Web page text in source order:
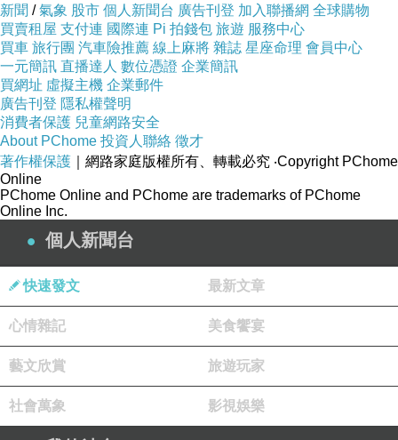
Gede是經驗老道的司機，在峇里島塞車嚴重的
地方，他總是可以抄小路讓我們不浪費時間～
Penglipuran Village
世界最乾淨的村莊）這個
景點，似乎有在IG上被網紅炒作起來，所以近期
很紅，但我看Tripadvisor上也很推薦，所以也有
點好奇，加上能實際走進別人的房子機會不多！
村莊是要收門票的哦，而且遊客不少，以印尼人
新聞 /氣象 股市 個人新聞台 廣告刊登 加入聯播網 全球購物
買賣租屋 支付連 國際連 Pi 拍錢包 旅遊 服務中心
買車 旅行團 汽車險推薦 線上麻將 雜誌 星座命理 會員中心
一元簡訊 直播達人 數位憑證 企業簡訊
買網址 虛擬主機 企業郵件
廣告刊登 隱私權聲明
消費者保護 兒童網路安全
About PChome 投資人聯絡 徵才
著作權保護 ｜網路家庭版權所有、轉載必究 ‧Copyright PChome
Online
PChome Online and PChome are trademarks of PChome
Online Inc.
個人新聞台
快速發文 最新文章
心情雜記 美食饗宴
藝文欣賞 旅遊玩家
社會萬象 影視娛樂